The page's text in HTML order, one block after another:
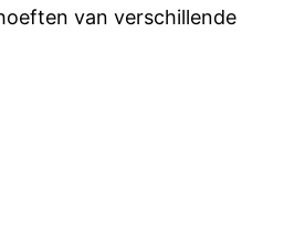
van verschillende